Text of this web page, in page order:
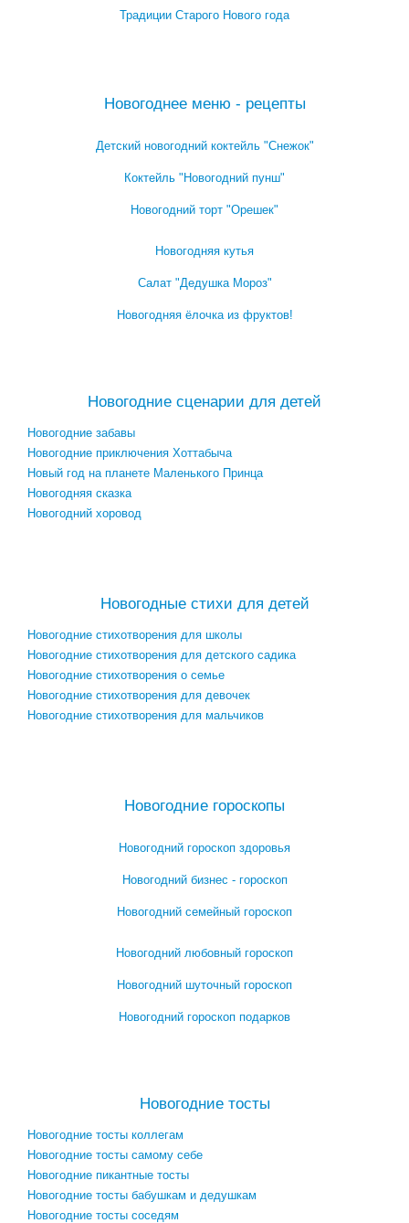
Традиции Старого Нового года
Новогоднее меню - рецепты
Детский новогодний коктейль "Снежок"
Коктейль "Новогодний пунш"
Новогодний торт "Орешек"
Новогодняя кутья
Салат "Дедушка Мороз"
Новогодняя ёлочка из фруктов!
Новогодние сценарии для детей
Новогодние забавы
Новогодние приключения Хоттабыча
Новый год на планете Маленького Принца
Новогодняя сказка
Новогодний хоровод
Новогодные стихи для детей
Новогодние стихотворения для школы
Новогодние стихотворения для детского садика
Новогодние стихотворения о семье
Новогодние стихотворения для девочек
Новогодние стихотворения для мальчиков
Новогодние гороскопы
Новогодний гороскоп здоровья
Новогодний бизнес - гороскоп
Новогодний семейный гороскоп
Новогодний любовный гороскоп
Новогодний шуточный гороскоп
Новогодний гороскоп подарков
Новогодние тосты
Новогодние тосты коллегам
Новогодние тосты самому себе
Новогодние пикантные тосты
Новогодние тосты бабушкам и дедушкам
Новогодние тосты соседям